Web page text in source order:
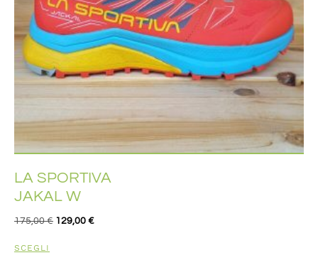
LA SPORTIVA
JAKAL W
175,00€ 129,00 €
SCEGLI